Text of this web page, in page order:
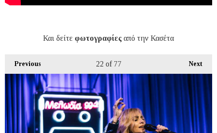
Και δείτε φωτογραφίες από την Κασέτα
Previous Next
22 of 77